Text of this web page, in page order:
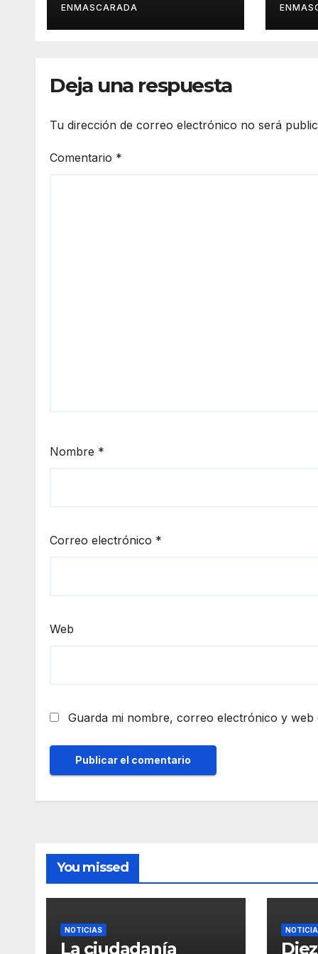
Palmas de Gran
Canaria 2027 en
Televisión Canaria
ENMASCARADA
Deja una respuesta
Tu dirección de correo electrónico no será
Comentario *
Nombre *
Correo electrónico *
Web
Guarda mi nombre, correo electrónico y
You missed
NOTICIAS
La ciudadanía